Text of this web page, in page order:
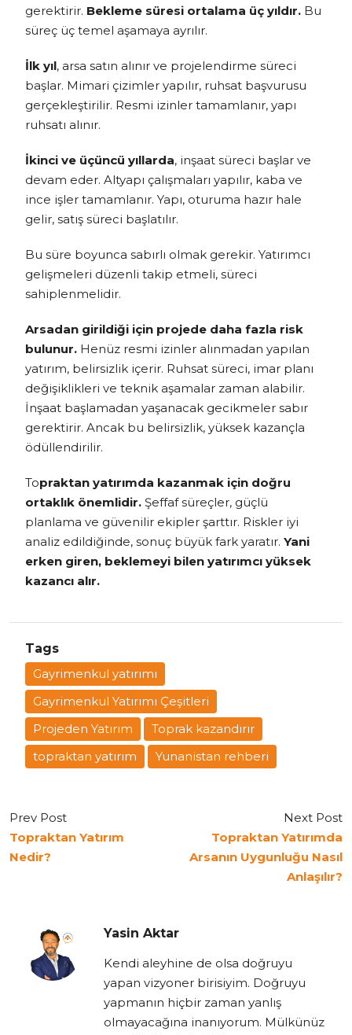
gerektirir. Bekleme süresi ortalama üç yıldır. Bu
süreç üç temel aşamaya ayrılır.
İlk yıl, arsa satın alınır ve projelendirme süreci
başlar. Mimari çizimler yapılır, ruhsat başvurusu
gerçekleştirilir. Resmi izinler tamamlanır, yapı
ruhsatı alınır.
İkinci ve üçüncü yıllarda, inşaat süreci başlar ve
devam eder. Altyapı çalışmaları yapılır, kaba ve
ince işler tamamlanır. Yapı, oturuma hazır hale
gelir, satış süreci başlatılır.
Bu süre boyunca sabırlı olmak gerekir. Yatırımcı
gelişmeleri düzenli takip etmeli, süreci
sahiplenmelidir.
Arsadan girildiği için projede daha fazla risk
bulunur. Henüz resmi izinler alınmadan yapılan
yatırım, belirsizlik içerir. Ruhsat süreci, imar planı
değişiklikleri ve teknik aşamalar zaman alabilir.
İnşaat başlamadan yaşanacak gecikmeler sabır
gerektirir. Ancak bu belirsizlik, yüksek kazançla
ödüllendirilir.
Topraktan yatırımda kazanmak için doğru
ortaklık önemlidir. Şeffaf süreçler, güçlü
planlama ve güvenilir ekipler şarttır. Riskler iyi
analiz edildiğinde, sonuç büyük fark yaratır. Yani
erken giren, beklemeyi bilen yatırımcı yüksek
kazancı alır.
Tags
Gayrimenkul yatırımı
Gayrimenkul Yatırımı Çeşitleri
Projeden Yatırım
Toprak kazandırır
topraktan yatırım
Yunanistan rehberi
Prev Post
Topraktan Yatırım
Nedir?
Next Post
Topraktan Yatırımda
Arsanın Uygunluğu Nasıl
Anlaşılır?
Yasin Aktar
Kendi aleyhine de olsa doğruyu
yapan vizyoner birisiyim. Doğruyu
yapmanın hiçbir zaman yanlış
olmayacağına inanıyorum. Mülkünüz